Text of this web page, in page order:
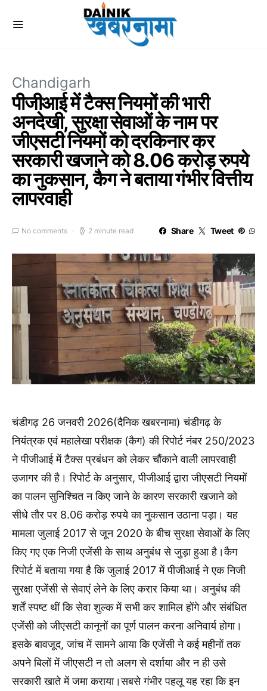
Chandigarh
पीजीआई में टैक्स नियमों की भारी
अनदेखी, सुरक्षा सेवाओं के नाम पर
जीएसटी नियमों को दरकिनार कर
सरकारी खजाने को 8.06 करोड़ रुपये
का नुकसान, कैग ने बताया गंभीर वित्तीय
लापरवाही
No comments 2 minute read Share Tweet
चंडीगढ़ 26 जनवरी 2026(दैनिक खबरनामा) चंडीगढ़ के
नियंत्रक एवं महालेखा परीक्षक (कैग) की रिपोर्ट नंबर 250/2023
ने पीजीआई में टैक्स प्रबंधन को लेकर चौंकाने वाली लापरवाही
उजागर की है। रिपोर्ट के अनुसार, पीजीआई द्वारा जीएसटी नियमों
का पालन सुनिश्चित न किए जाने के कारण सरकारी खजाने को
सीधे तौर पर 8.06 करोड़ रुपये का नुकसान उठाना पड़ा। यह
मामला जुलाई 2017 से जून 2020 के बीच सुरक्षा सेवाओं के लिए
किए गए एक निजी एजेंसी के साथ अनुबंध से जुड़ा हुआ है।कैग
रिपोर्ट में बताया गया है कि जुलाई 2017 में पीजीआई ने एक निजी
सुरक्षा एजेंसी से सेवाएं लेने के लिए करार किया था। अनुबंध की
शर्तें स्पष्ट थीं कि सेवा शुल्क में सभी कर शामिल होंगे और संबंधित
एजेंसी को जीएसटी कानूनों का पूर्ण पालन करना अनिवार्य होगा।
इसके बावजूद, जांच में सामने आया कि एजेंसी ने कई महीनों तक
अपने बिलों में जीएसटी न तो अलग से दर्शाया और न ही उसे
सरकारी खाते में जमा कराया।सबसे गंभीर पहलू यह रहा कि इन